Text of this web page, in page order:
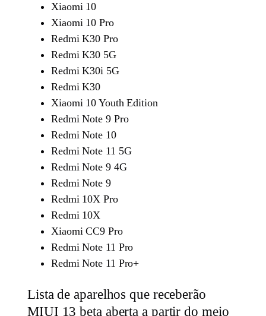
Xiaomi 10
Xiaomi 10 Pro
Redmi K30 Pro
Redmi K30 5G
Redmi K30i 5G
Redmi K30
Xiaomi 10 Youth Edition
Redmi Note 9 Pro
Redmi Note 10
Redmi Note 11 5G
Redmi Note 9 4G
Redmi Note 9
Redmi 10X Pro
Redmi 10X
Xiaomi CC9 Pro
Redmi Note 11 Pro
Redmi Note 11 Pro+
Lista de aparelhos que receberão
MIUI 13 beta aberta a partir do meio